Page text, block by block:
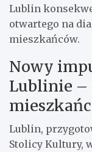
Lublin
otwartego na
mieszkańców.
Nowy
Lublinie –
Lublin,
Stolicy Kultury,